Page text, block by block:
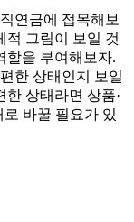
연금에 접목해보
적 그림이 보일 것
할을 부여해보자.
한 상태인지 보일
상태라면 상품·
바꿀 필요가 있